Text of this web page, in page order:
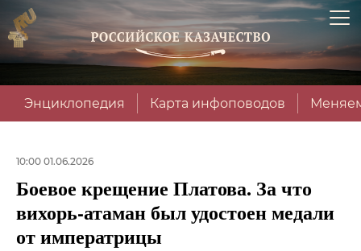
Энциклопедия Карта инфоповодов
10:00 01.06.2026
Боевое крещение Платова. За что
вихорь-атаман был удостоен медали
от императрицы